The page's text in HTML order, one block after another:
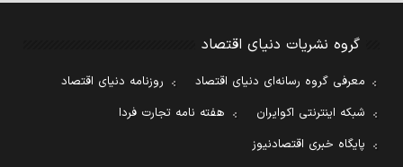
گروه نشریات دنیای اقتصاد
معرفی گروه رسانه‌ای دنیای اقتصاد
روزنامه دنیای اقتصاد
شبکه اینترنتی اکوایران
هفته نامه تجارت فردا
پایگاه خبری اقتصادنیوز